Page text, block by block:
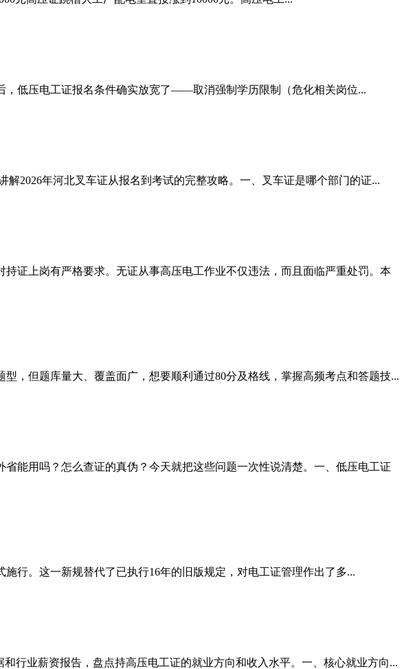
，低压电工证报名条件确实放宽了——取消强制学历限制（危化相关岗位...
2026年河北叉车证从报名到考试的完整攻略。一、叉车证是哪个部门的证...
证上岗有严格要求。无证从事高压电工作业不仅违法，而且面临严重处罚。本
，但题库量大、覆盖面广，想要顺利通过80分及格线，掌握高频考点和答题技...
能用吗？怎么查证的真伪？今天就把这些问题一次性说清楚。一、低压电工证
行。这一新规替代了已执行16年的旧版规定，对电工证管理作出了多...
行业薪资报告，盘点持高压电工证的就业方向和收入水平。一、核心就业方向...